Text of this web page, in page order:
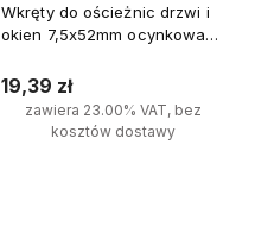
Wkręty do ościeżnic drzwi i
okien 7,5x52mm ocynkowane
19,39 zł
zawiera 23.00% VAT, bez
kosztów dostawy